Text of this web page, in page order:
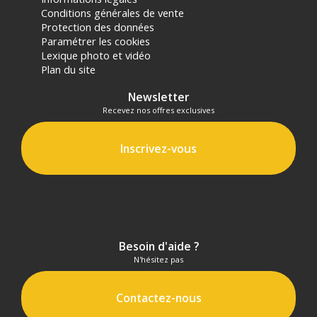
CONTENU DU CARTON
1x Valise Nanuk 918 Graphite
1x Kit de séparateurs rembourrés pour valise Nanuk 918
1x coussin alvéolé pour couvercle valise Nanuk 918
Code EAN Nanuk Valise 918 avec kit de séparateurs
rembourrés - Graphite - Valise Photo - Achat et Prix :
(2) Sous réserve d'éligibilité.
(3) Nombre de points Fidélité estimés, hors remises au panier, basé
sur le prix TTC en €, les points seront effectivement calculés dans le
panier.
Conditions générales de vente
Protection des données
Paramétrer les cookies
Lexique photo et vidéo
Plan du site
Newsletter
Recevez nos offres exclusives
Inscrivez-vous
Besoin d'aide ?
N'hésitez pas
Contactez-nous